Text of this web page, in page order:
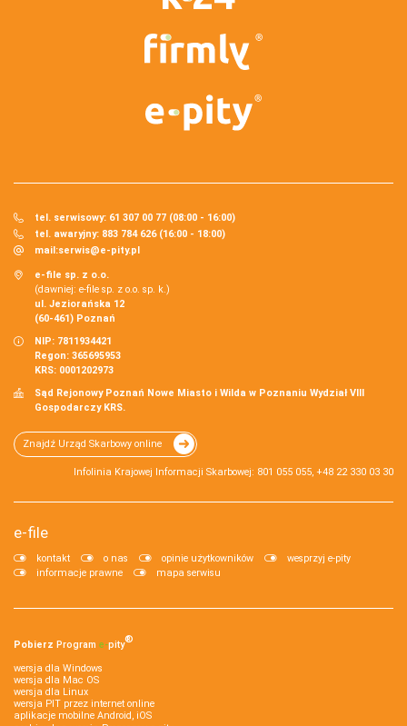
tel. serwisowy: 61 307 00 77 (08:00 - 16:00)
tel. awaryjny: 883 784 626 (16:00 - 18:00)
mail:serwis@e-pity.pl
e-file sp. z o.o.
(dawniej: e-file sp. z o.o. sp. k.)
ul. Jeziorańska 12
(60-461) Poznań
NIP: 7811934421
Regon: 365695953
KRS: 0001202973
Sąd Rejonowy Poznań Nowe Miasto i Wilda w Poznaniu Wydział VIII
Gospodarczy KRS.
Znajdź Urząd Skarbowy online
Infolinia Krajowej Informacji Skarbowej: 801 055 055, +48 22 330 03 30
e-file
kontakt o nas opinie użytkowników
wesprzyj e-pity
informacje prawne
mapa serwisu
Pobierz Program e‑pity®
wersja dla Windows
wersja dla Mac OS
wersja dla Linux
wersja PIT przez internet online
aplikacje mobilne Android, iOS